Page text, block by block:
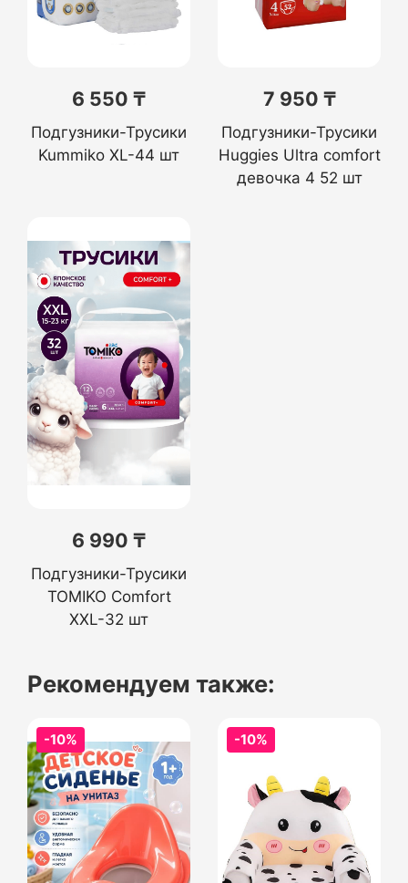
6 550 ₸
Подгузники-Трусики
Kummiko XL-44 шт
7 950 ₸
Подгузники-Трусики
Huggies Ultra comfort
девочка 4 52 шт
6 990 ₸
Подгузники-Трусики
TOMIKO Comfort
XXL-32 шт
Рекомендуем также:
-10% -10%